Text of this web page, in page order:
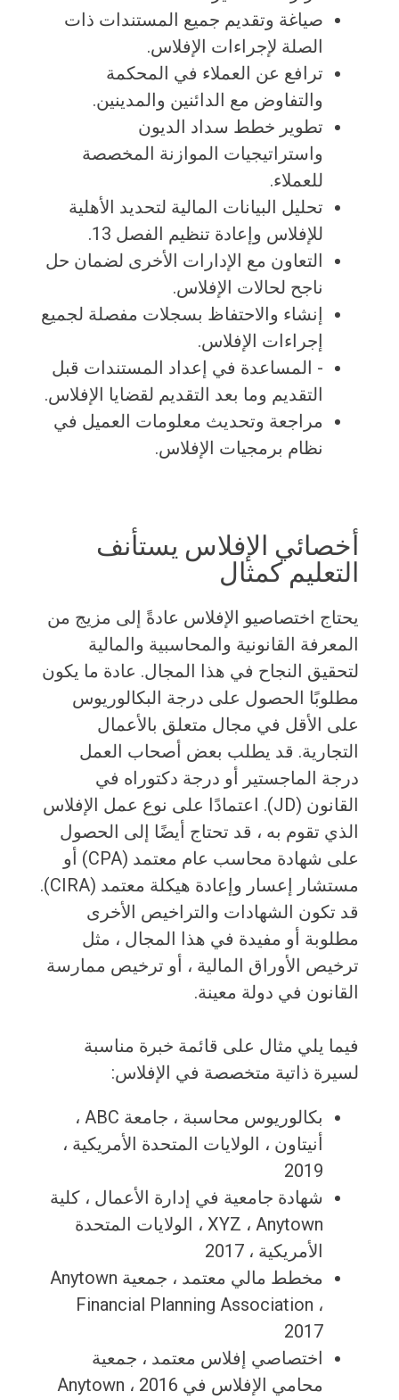
صياغة وتقديم جميع المستندات ذات
الصلة لإجراءات الإفلاس.
ترافع عن العملاء في المحكمة
والتفاوض مع الدائنين والمدينين.
تطوير خطط سداد الديون
واستراتيجيات الموازنة المخصصة
للعملاء.
تحليل البيانات المالية لتحديد الأهلية
للإفلاس وإعادة تنظيم الفصل 13.
التعاون مع الإدارات الأخرى لضمان حل
ناجح لحالات الإفلاس.
إنشاء والاحتفاظ بسجلات مفصلة لجميع
إجراءات الإفلاس.
- المساعدة في إعداد المستندات قبل
التقديم وما بعد التقديم لقضايا الإفلاس.
مراجعة وتحديث معلومات العميل في
نظام برمجيات الإفلاس.
أخصائي الإفلاس يستأنف
التعليم كمثال
يحتاج اختصاصيو الإفلاس عادةً إلى مزيج من
المعرفة القانونية والمحاسبية والمالية
لتحقيق النجاح في هذا المجال. عادة ما يكون
مطلوبًا الحصول على درجة البكالوريوس
على الأقل في مجال متعلق بالأعمال
التجارية. قد يطلب بعض أصحاب العمل
درجة الماجستير أو درجة دكتوراه في
القانون (JD). اعتمادًا على نوع عمل الإفلاس
الذي تقوم به ، قد تحتاج أيضًا إلى الحصول
على شهادة محاسب عام معتمد (CPA) أو
مستشار إعسار وإعادة هيكلة معتمد (CIRA).
قد تكون الشهادات والتراخيص الأخرى
مطلوبة أو مفيدة في هذا المجال ، مثل
ترخيص الأوراق المالية ، أو ترخيص ممارسة
القانون في دولة معينة.
فيما يلي مثال على قائمة خبرة مناسبة
لسيرة ذاتية متخصصة في الإفلاس:
بكالوريوس محاسبة ، جامعة ABC ، ​​
أنيتاون ، الولايات المتحدة الأمريكية ،
2019
شهادة جامعية في إدارة الأعمال ، كلية
XYZ ، Anytown ، الولايات المتحدة
الأمريكية ، 2017
مخطط مالي معتمد ، جمعية Anytown
Financial Planning Association ،
2017
اختصاصي إفلاس معتمد ، جمعية
محامي الإفلاس في Anytown ، 2016